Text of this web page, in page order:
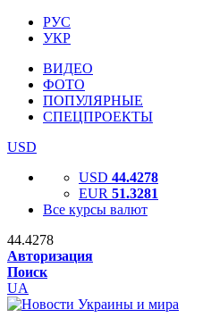
РУС
УКР
ВИДЕО
ФОТО
ПОПУЛЯРНЫЕ
СПЕЦПРОЕКТЫ
USD
USD 44.4278
EUR 51.3281
Все курсы валют
44.4278
Авторизация
Поиск
UA